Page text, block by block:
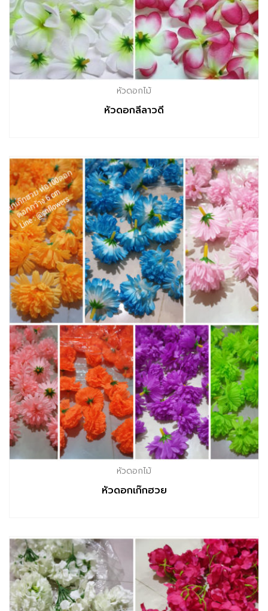
หัวดอกไม้
หัวดอกลีลาวดี
หัวดอกไม้
หัวดอกเก๊กฮวย